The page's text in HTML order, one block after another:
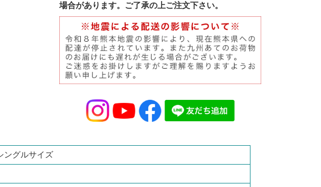
場合があります。ご了承の上ご注文下さい。
ングルサイズ